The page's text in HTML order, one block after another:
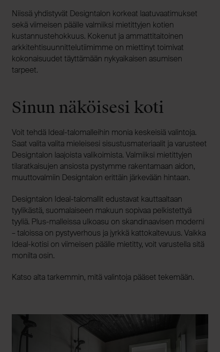
Niissä yhdistyvät Designtalon korkeat laatuvaatimukset
sekä viimeisen päälle valmiiksi mietittyjen kotien
kustannustehokkuus. Kokenut ja ammattitaitoinen
arkkitehtisuunnittelutiimimme on miettinyt toimivat
kokonaisuudet täyttämään nykyaikaisen asumisen
tarpeet.
Sinun näköisesi koti
Voit tehdä Ideal-talomalleihin monia keskeisiä valintoja.
Saat valita valita mieleisesi sisustusmateriaalit ja varusteet
Designtalon laajoista valikoimista. Valmiiksi mietittyjen
tilaratkaisujen ansiosta pystymme rakentamaan aidon,
muuttovalmiin Designtalon erittäin järkevään hintaan.
Designtalon Ideal-talomallit edustavat kauttaaltaan
tyylikästä, suomalaiseen makuun sopivaa pelkistettyä
tyyliä. Plus-malleissa ulkoasu on skandinaavisen moderni
– taloissa on pystyverhous ja jyrkkä kattokaltevuus. Vaikka
Ideal-kotisi on viimeisen päälle mietitty, voit varustella sitä
monilta osin.
Katso alta tarkemmin, mitä valintoja pääset tekemään.